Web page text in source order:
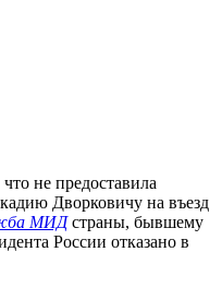
не предоставила
Дворковичу на въезд
МИДстраны, бывшему
России отказано в